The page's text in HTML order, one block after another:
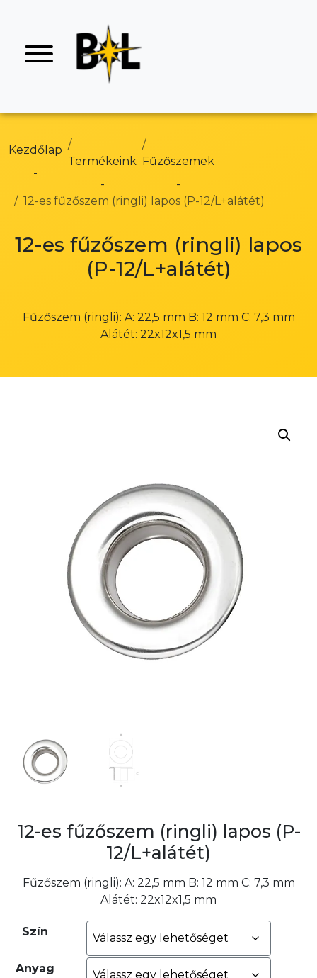
Kezdőlap
Termékeink Fűzőszemek
12-es fűzőszem (ringli) lapos (P-12/L+alátét)
12-es fűzőszem (ringli) lapos
(P-12/L+alátét)
Fűzőszem (ringli): A: 22,5 mm B: 12 mm C: 7,3 mm
Alátét: 22x12x1,5 mm
12-es fűzőszem (ringli) lapos (P-
12/L+alátét)
Fűzőszem (ringli): A: 22,5 mm B: 12 mm C: 7,3 mm
Alátét: 22x12x1,5 mm
Szín
Anyag